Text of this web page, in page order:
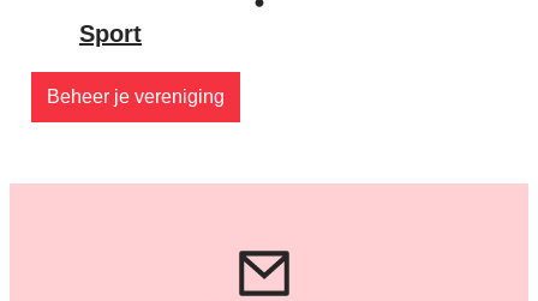
Sport
Beheer je vereniging